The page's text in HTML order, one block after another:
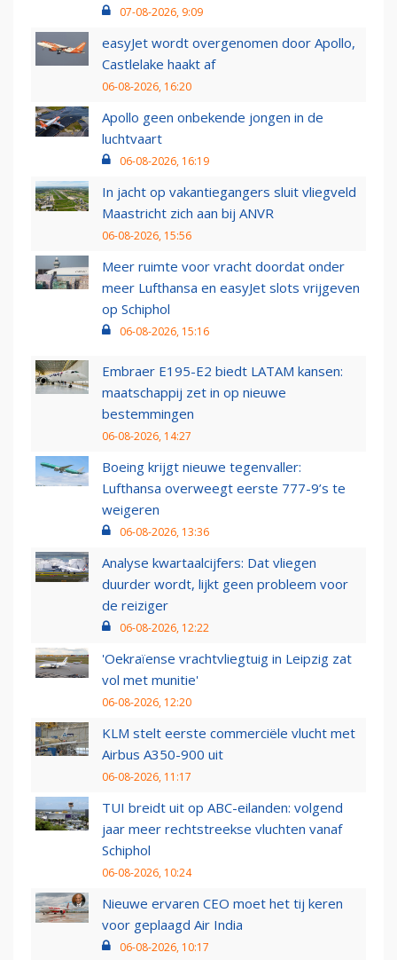
07-08-2026, 9:09
easyJet wordt overgenomen door Apollo,
Castlelake haakt af
06-08-2026, 16:20
Apollo geen onbekende jongen in de
luchtvaart
06-08-2026, 16:19
In jacht op vakantiegangers sluit vliegveld
Maastricht zich aan bij ANVR
06-08-2026, 15:56
Meer ruimte voor vracht doordat onder
meer Lufthansa en easyJet slots vrijgeven
op Schiphol
06-08-2026, 15:16
Embraer E195-E2 biedt LATAM kansen:
maatschappij zet in op nieuwe
bestemmingen
06-08-2026, 14:27
Boeing krijgt nieuwe tegenvaller:
Lufthansa overweegt eerste 777-9’s te
weigeren
06-08-2026, 13:36
Analyse kwartaalcijfers: Dat vliegen
duurder wordt, lijkt geen probleem voor
de reiziger
06-08-2026, 12:22
'Oekraïense vrachtvliegtuig in Leipzig zat
vol met munitie'
06-08-2026, 12:20
KLM stelt eerste commerciële vlucht met
Airbus A350-900 uit
06-08-2026, 11:17
TUI breidt uit op ABC-eilanden: volgend
jaar meer rechtstreekse vluchten vanaf
Schiphol
06-08-2026, 10:24
Nieuwe ervaren CEO moet het tij keren
voor geplaagd Air India
06-08-2026, 10:17